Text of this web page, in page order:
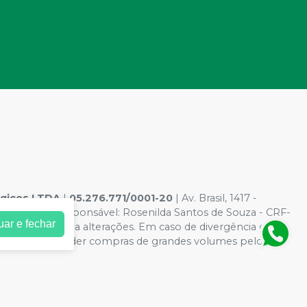
LTDA | 05.276.771/0001-20 | Av. Brasil, 1417 -
responsável: Rosenilda Santos de Souza - CRF-
sujeitos a alterações. Em caso de divergência de
de não atender compras de grandes volumes pelo site.
e fechar